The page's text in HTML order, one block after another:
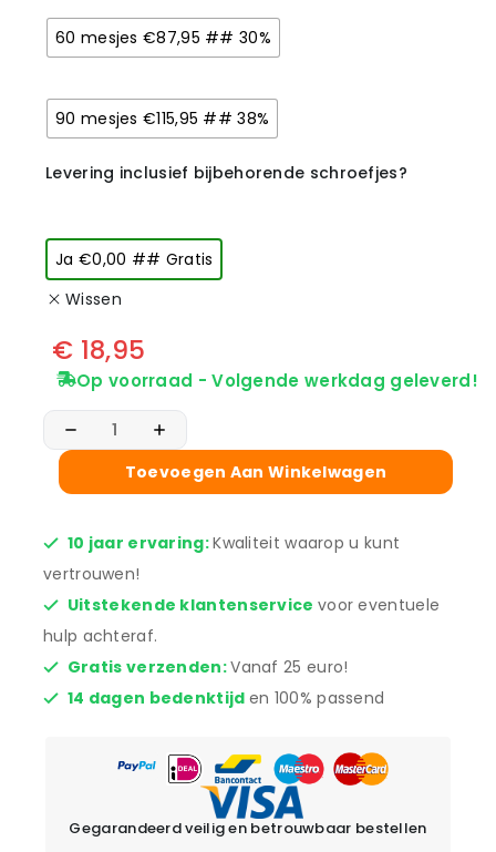
60 mesjes €87,95 ## 30%
90 mesjes €115,95 ## 38%
Levering inclusief bijbehorende schroefjes?
Ja €0,00 ## Gratis
Wissen
€ 18,95
Op voorraad - Volgende werkdag geleverd!
Toevoegen Aan Winkelwagen
10 jaar ervaring:Kwaliteit waarop u kunt
vertrouwen!
Uitstekende klantenservice voor eventuele
hulp achteraf.
Gratis verzenden:Vanaf 25 euro!
14 dagen bedenktijd en 100% passend
Gegarandeerd veilig en betrouwbaar bestellen